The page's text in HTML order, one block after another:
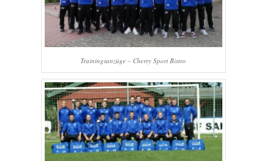
Trainingsanzüge – Cherry Sport Bistro